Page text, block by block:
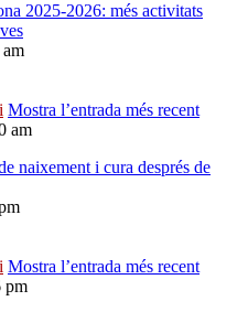
2025-2026: més activitats
Mostra l’entrada més recent
am
naixement i cura després de
Mostra l’entrada més recent
pm